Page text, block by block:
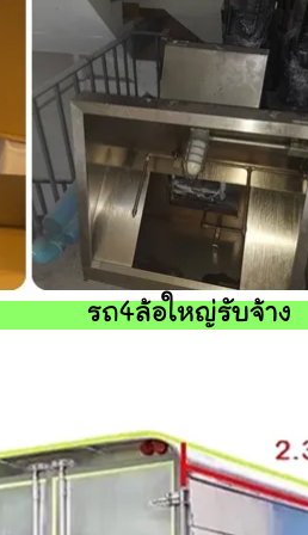
รถ4ล้อใหญ่รับจ้าง